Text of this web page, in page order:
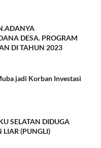
DESA. PROGRAM
DI TAHUN 2023
jadi Korban Investasi
SELATAN DIDUGA
LIAR (PUNGLI)